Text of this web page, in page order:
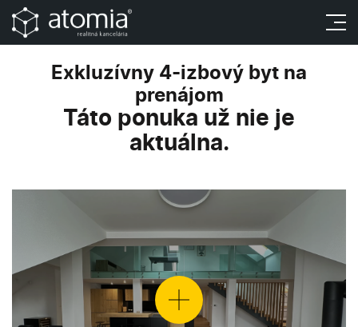
Exkluzívny 4-izbový byt na
prenájom
Táto ponuka už nie je
aktuálna.
Táto ponuka už nie je aktuálna.